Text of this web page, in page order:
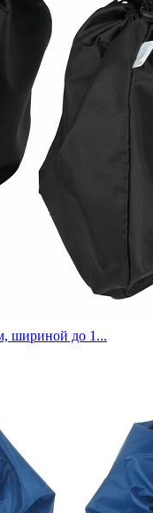
шириной до 1...